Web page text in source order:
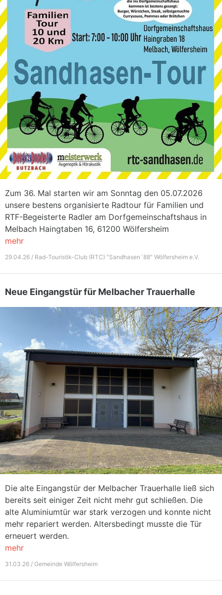
Zum 36. Mal starten wir am Sonntag den 05.07.2026
unsere bestens organisierte Radtour für Familien und
RTF-Begeisterte Radler am Dorfgemeinschaftshaus in
Melbach Haingtaben 16, 61200 Wölfersheim
mehr
29.04.26 / Rad-Touristik-Club (RTC) "Sandhasen´88" Wölfersheim e.V.
Neue Eingangstür für Melbacher Trauerhalle
Die alte Eingangstür der Melbacher Trauerhalle ließ sich
bereits seit einiger Zeit nicht mehr gut schließen. Die
alte Aluminiumtür war stark verzogen und konnte nicht
mehr repariert werden. Altersbedingt musste die Tür
erneuert werden.
mehr
31.03.26 / Gemeinde Wölfersheim